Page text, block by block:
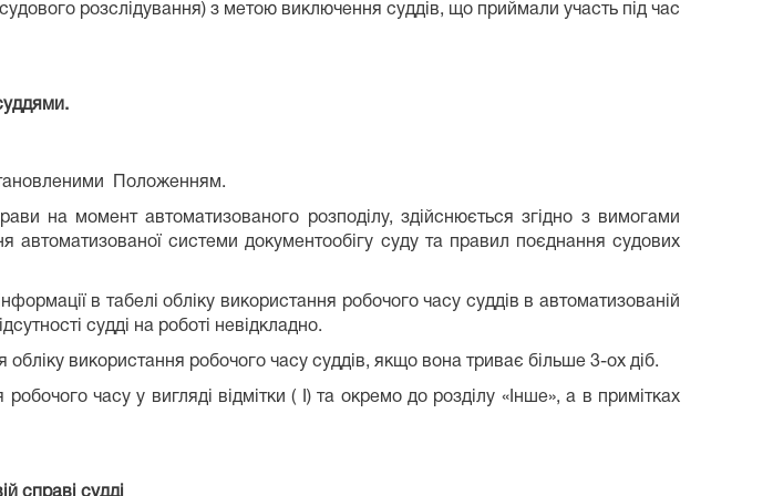
розслідування) з метою виключення суддів, що приймали участь під час
Положенням.
на момент автоматизованого розподілу, здійснюється згідно з вимогами
системи документообігу суду та правил поєднання судових
в табелі обліку використання робочого часу суддів в автоматизованій
судді на роботі невідкладно.
використання робочого часу суддів, якщо вона триває більше 3-ох діб.
часу у вигляді відмітки ( І) та окремо до розділу «Інше», а в примітках
справі судді